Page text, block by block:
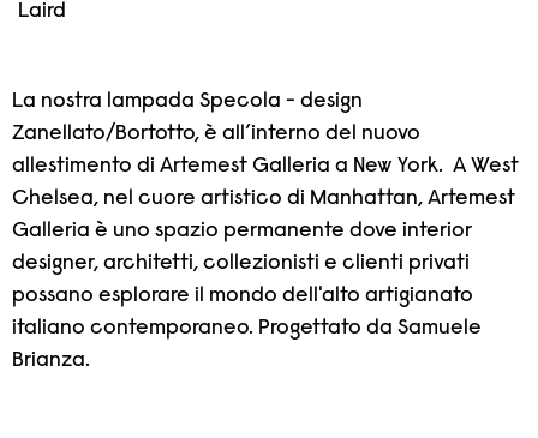
Laird
La nostra lampada Specola - design
Zanellato/Bortotto, è all’interno del nuovo
allestimento di Artemest Galleria a New York. A West
Chelsea, nel cuore artistico di Manhattan, Artemest
Galleria è uno spazio permanente dove interior
designer, architetti, collezionisti e clienti privati
possano esplorare il mondo dell'alto artigianato
italiano contemporaneo. Progettato da Samuele
Brianza.